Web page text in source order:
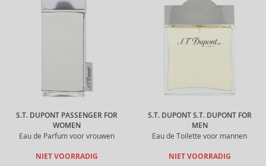
S.T. DUPONT PASSENGER FOR
WOMEN
Eau de Parfum voor vrouwen
NIET VOORRADIG
S.T. DUPONT S.T. DUPONT FOR
MEN
Eau de Toilette voor mannen
NIET VOORRADIG